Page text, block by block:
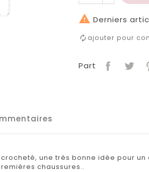
 Derniers
ajouter pour
Part
une très bonne idée pour
chaussures..